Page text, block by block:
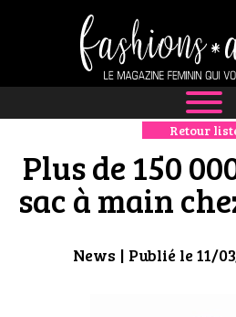
NEWS
MODE
Retour
Plus de 150
sac à main
News | Publié le 11/